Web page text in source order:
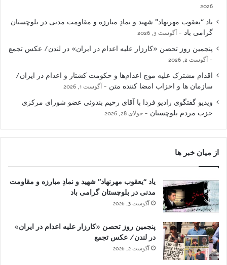
2026
یاد “یعقوب مهرنهاد” شهید و نمادِ مبارزه و مقاومت مدنی در بلوچستان
گرامی باد
آگوست 3, 2026
پنجمین روز تحصن «کارزار علیه اعدام در ایران» در لندن/ عکس تجمع
آگوست 2, 2026
اقدام مشترک علیه موج اعدام‌ها و حکومت کشتار و اعدام در ایران/
سازمان ها و احزاب امضا کننده متن
آگوست 1, 2026
ویدیو گفتگوی رادیو فردا با آقای رحیم بندوئی عضو شورای مرکزی
حزب مردم بلوچستان
جولای 28, 2026
از میان خبر ها
یاد “یعقوب مهرنهاد” شهید و نمادِ مبارزه و مقاومت
مدنی در بلوچستان گرامی باد
آگوست 3, 2026
پنجمین روز تحصن «کارزار علیه اعدام در ایران»
در لندن/ عکس تجمع
آگوست 2, 2026